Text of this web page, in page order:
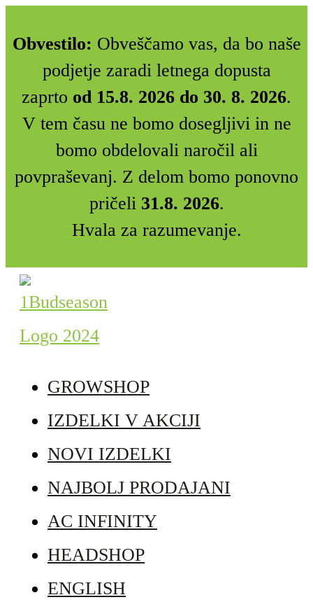
Obvestilo: Obveščamo vas, da bo naše
podjetje zaradi letnega dopusta
zaprto od 15.8. 2026 do 30. 8. 2026.
V tem času ne bomo dosegljivi in ne
bomo obdelovali naročil ali
povpraševanj. Z delom bomo ponovno
pričeli 31.8. 2026.
Hvala za razumevanje.
GROWSHOP
IZDELKI V AKCIJI
NOVI IZDELKI
NAJBOLJ PRODAJANI
AC INFINITY
HEADSHOP
ENGLISH